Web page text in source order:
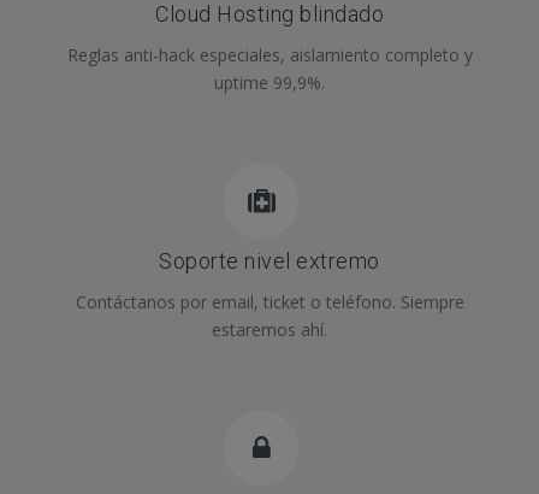
Cloud Hosting blindado
Reglas anti-hack especiales, aislamiento completo y
uptime 99,9%.
Soporte nivel extremo
Contáctanos por email, ticket o teléfono. Siempre
estaremos ahí.